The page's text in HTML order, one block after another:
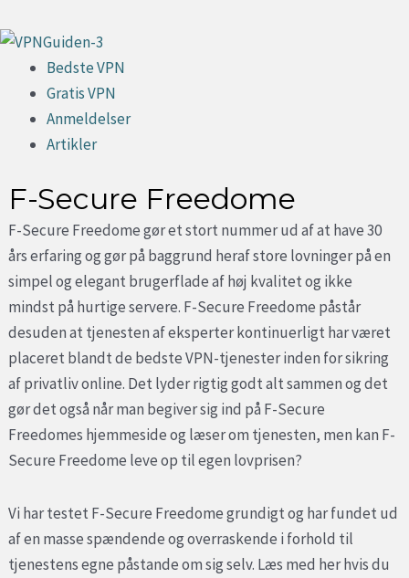
Gå
indholdet
Menu Bedste VPN
Gratis VPN
Anmeldelser
Artikler
F-Secure Freedome
F-Secure Freedome gør et stort nummer ud af at have 30
års erfaring og gør på baggrund heraf store lovninger på en
simpel og elegant brugerflade af høj kvalitet og ikke
mindst på hurtige servere. F-Secure Freedome påstår
desuden at tjenesten af eksperter kontinuerligt har været
placeret blandt de bedste VPN-tjenester inden for sikring
af privatliv online. Det lyder rigtig godt alt sammen og det
gør det også når man begiver sig ind på F-Secure
Freedomes hjemmeside og læser om tjenesten, men kan F-
Secure Freedome leve op til egen lovprisen?
Vi har testet F-Secure Freedome grundigt og har fundet ud
af en masse spændende og overraskende i forhold til
tjenestens egne påstande om sig selv. Læs med her hvis du